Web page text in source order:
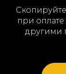
при оплате
другими